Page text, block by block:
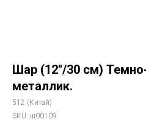
Шар (12''/30 см)
металлик.
512 (Китай)
SKU: ш00109